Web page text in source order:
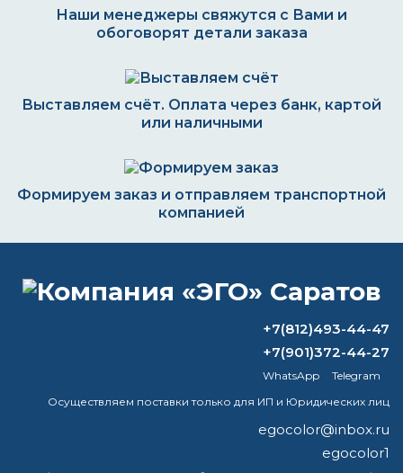
Наши менеджеры свяжутся с Вами и
обоговорят детали заказа
Выставляем счёт. Оплата через банк, картой
или наличными
Формируем заказ и отправляем транспортной
компанией
Можно ли разбавлять краску с
+7(812)493-44-47
+7(901)372-44-27
WhatsApp
Telegram
Осуществляем поставки только для ИП и Юридических лиц
egocolor@inbox.ru
egocolor1